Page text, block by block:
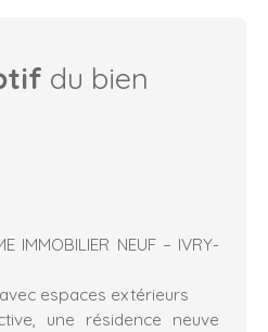
du bien
IMMOBILIER NEUF – IVRY-
espaces extérieurs
une résidence neuve